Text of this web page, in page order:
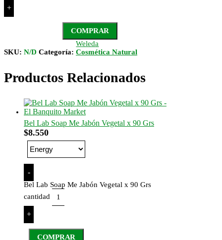
+
COMPRAR
Weleda
SKU: N/D Categoría: Cosmética Natural
Productos Relacionados
Bel Lab Soap Me Jabón Vegetal x 90 Grs
$8.550
-
Bel Lab Soap Me Jabón Vegetal x 90 Grs
cantidad
+
COMPRAR